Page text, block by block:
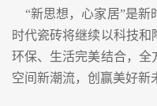
“新思想，心家居”是新
时代瓷砖将继续以科技
环保、生活完美结合，全
空间新潮流，创赢美好新